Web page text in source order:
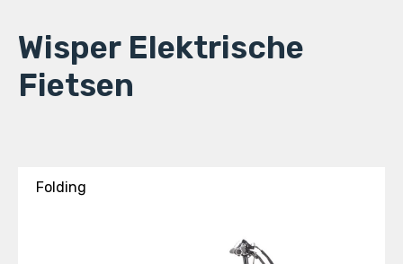
Wisper Elektrische
Fietsen
Folding